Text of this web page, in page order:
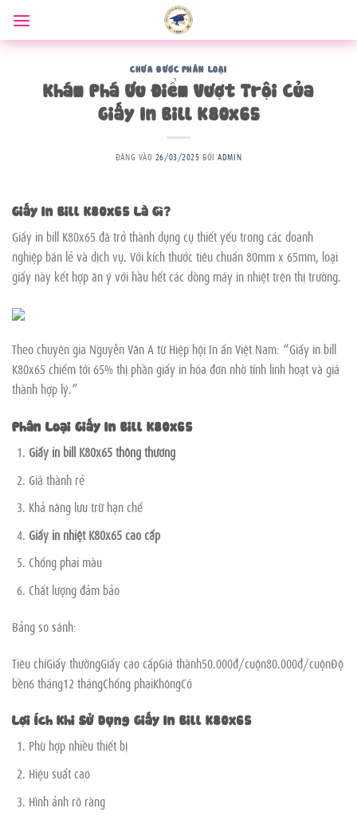
qua
nội
CHƯA ĐƯỢC PHÂN LOẠI
Khám Phá Ưu Điểm Vượt Trội Của
Giấy In Bill K80x65
ĐĂNG VÀO 26/03/2025 BỞIADMIN
Giấy In Bill K80x65 Là Gì?
Giấy in bill K80x65 đã trở thành dụng cụ thiết yếu trong các doanh
nghiệp bán lẻ và dịch vụ. Với kích thước tiêu chuẩn 80mm x 65mm, loại
giấy này kết hợp ăn ý với hầu hết các dòng máy in nhiệt trên thị trường.
Theo chuyên gia Nguyễn Văn A từ Hiệp hội In ấn Việt Nam: “Giấy in bill
K80x65 chiếm tới 65% thị phần giấy in hóa đơn nhờ tính linh hoạt và giá
thành hợp lý.”
Phân Loại Giấy In Bill K80x65
Giấy in bill K80x65 thông thường
Giá thành rẻ
Khả năng lưu trữ hạn chế
Giấy in nhiệt K80x65 cao cấp
Chống phai màu
Chất lượng đảm bảo
Bảng so sánh:
Tiêu chíGiấy thườngGiấy cao cấpGiá thành50.000đ/cuộn80.000đ/cuộnĐộ
bền6 tháng12 thángChống phaiKhôngCó
Lợi Ích Khi Sử Dụng Giấy In Bill K80x65
Phù hợp nhiều thiết bị
Hiệu suất cao
Hình ảnh rõ ràng